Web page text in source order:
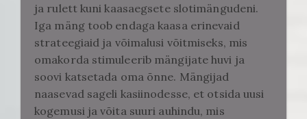
ja rulett kuni kaasaegsete slotimängudeni.
Iga mäng toob endaga kaasa erinevaid
strateegiaid ja võimalusi võitmiseks, mis
omakorda stimuleerib mängijate huvi ja
soovi katsetada oma õnne. Mängijad
naasevad sageli kasiinodesse, et otsida uusi
kogemusi ja võita suuri auhindu, mis